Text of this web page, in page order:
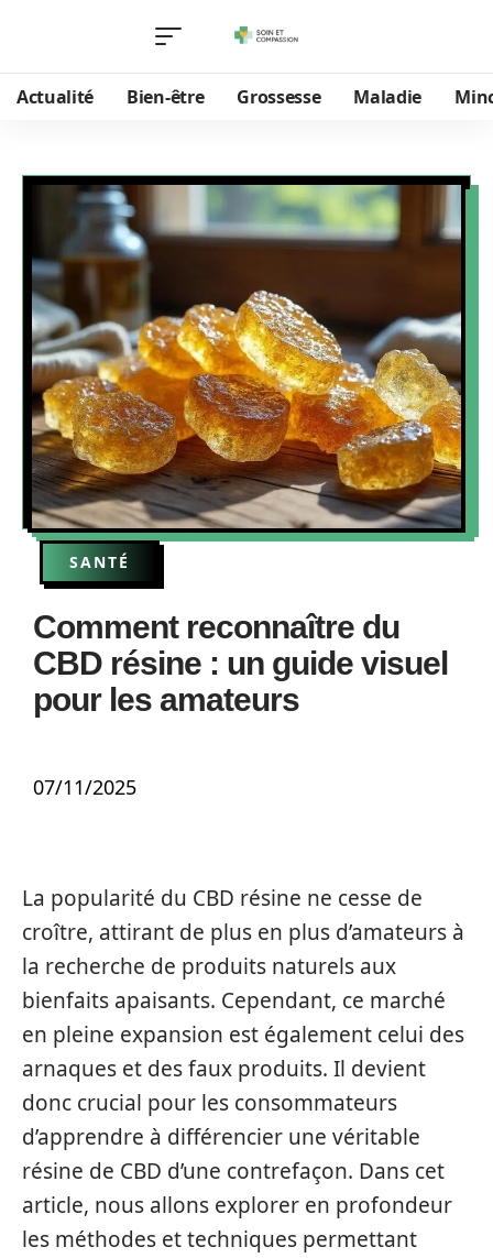
Actualité Bien-être Grossesse Maladie
SANTÉ
Comment reconnaître du
CBD résine : un guide visuel
pour les amateurs
07/11/2025
La popularité du CBD résine ne cesse de
croître, attirant de plus en plus d’amateurs à
la recherche de produits naturels aux
bienfaits apaisants. Cependant, ce marché
en pleine expansion est également celui des
arnaques et des faux produits. Il devient
donc crucial pour les consommateurs
d’apprendre à différencier une véritable
résine de CBD d’une contrefaçon. Dans cet
article, nous allons explorer en profondeur
les méthodes et techniques permettant